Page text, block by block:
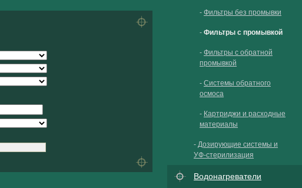
- Фильтры без промывки
- Фильтры с промывкой
- Фильтры с обратной
промывкой
- Системы обратного
осмоса
- Картриджи и расходные
материалы
- Дозирующие системы и
УФ-стерилизация
Водонагреватели